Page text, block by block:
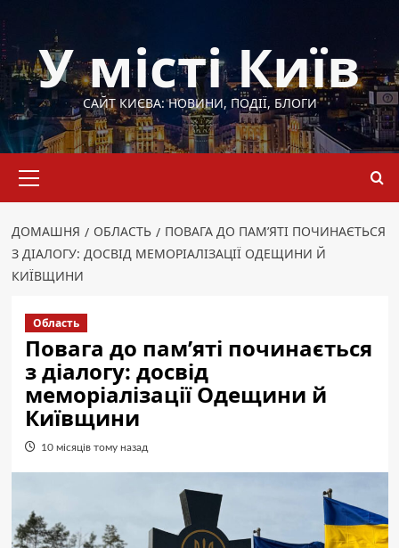
до
вмістуУ місті Київ
САЙТ КИЄВА: НОВИНИ, ПОДІЇ, БЛОГИ
меню
ДОМАШНЯ ОБЛАСТЬ
ПОВАГА ДО ПАМ’ЯТІ ПОЧИНАЄТЬСЯ
З ДІАЛОГУ: ДОСВІД МЕМОРІАЛІЗАЦІЇ ОДЕЩИНИ Й
КИЇВЩИНИ
Область
Повага до пам’яті починається
з діалогу: досвід
меморіалізації Одещини й
Київщини
10 місяців тому назад